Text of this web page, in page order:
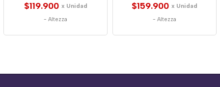
$119.900 x Unidad
- Altezza
$159.900 x Unidad
- Altezza